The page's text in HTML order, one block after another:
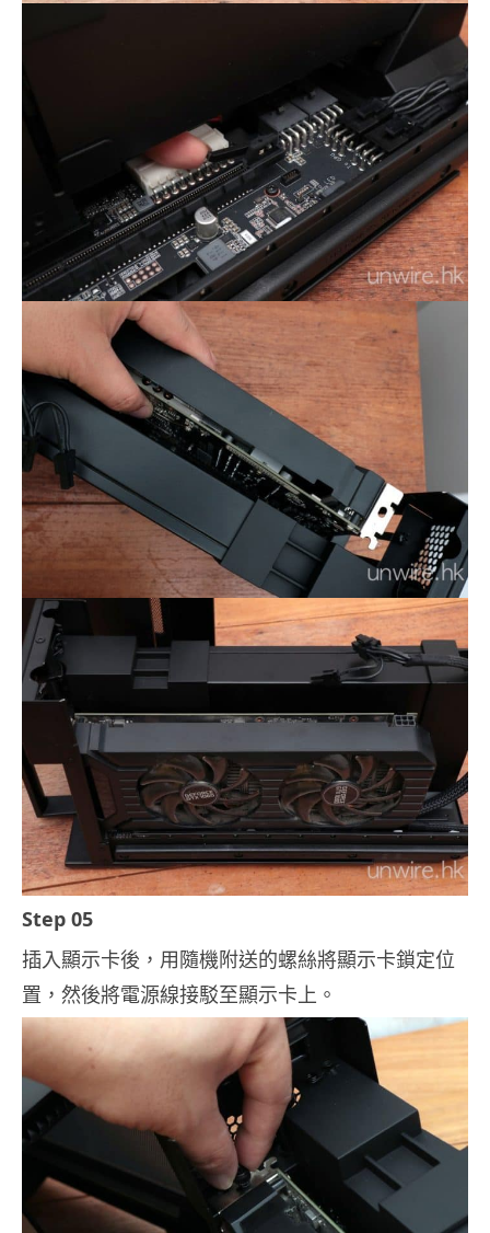
Step 05
插入顯示卡後，用隨機附送的螺絲將顯示卡鎖定位
置，然後將電源線接駁至顯示卡上。